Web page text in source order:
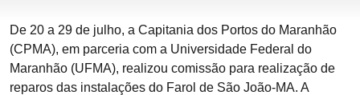
De 20 a 29 de julho, a Capitania dos Portos do Maranhão
(CPMA), em parceria com a Universidade Federal do
Maranhão (UFMA), realizou comissão para realização de
reparos das instalações do Farol de São João-MA. A